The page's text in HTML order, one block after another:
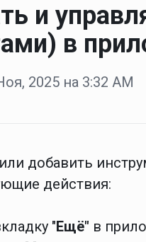
и
в
2025 на 3:32 AM
добавить
действия:
"Ещё" в